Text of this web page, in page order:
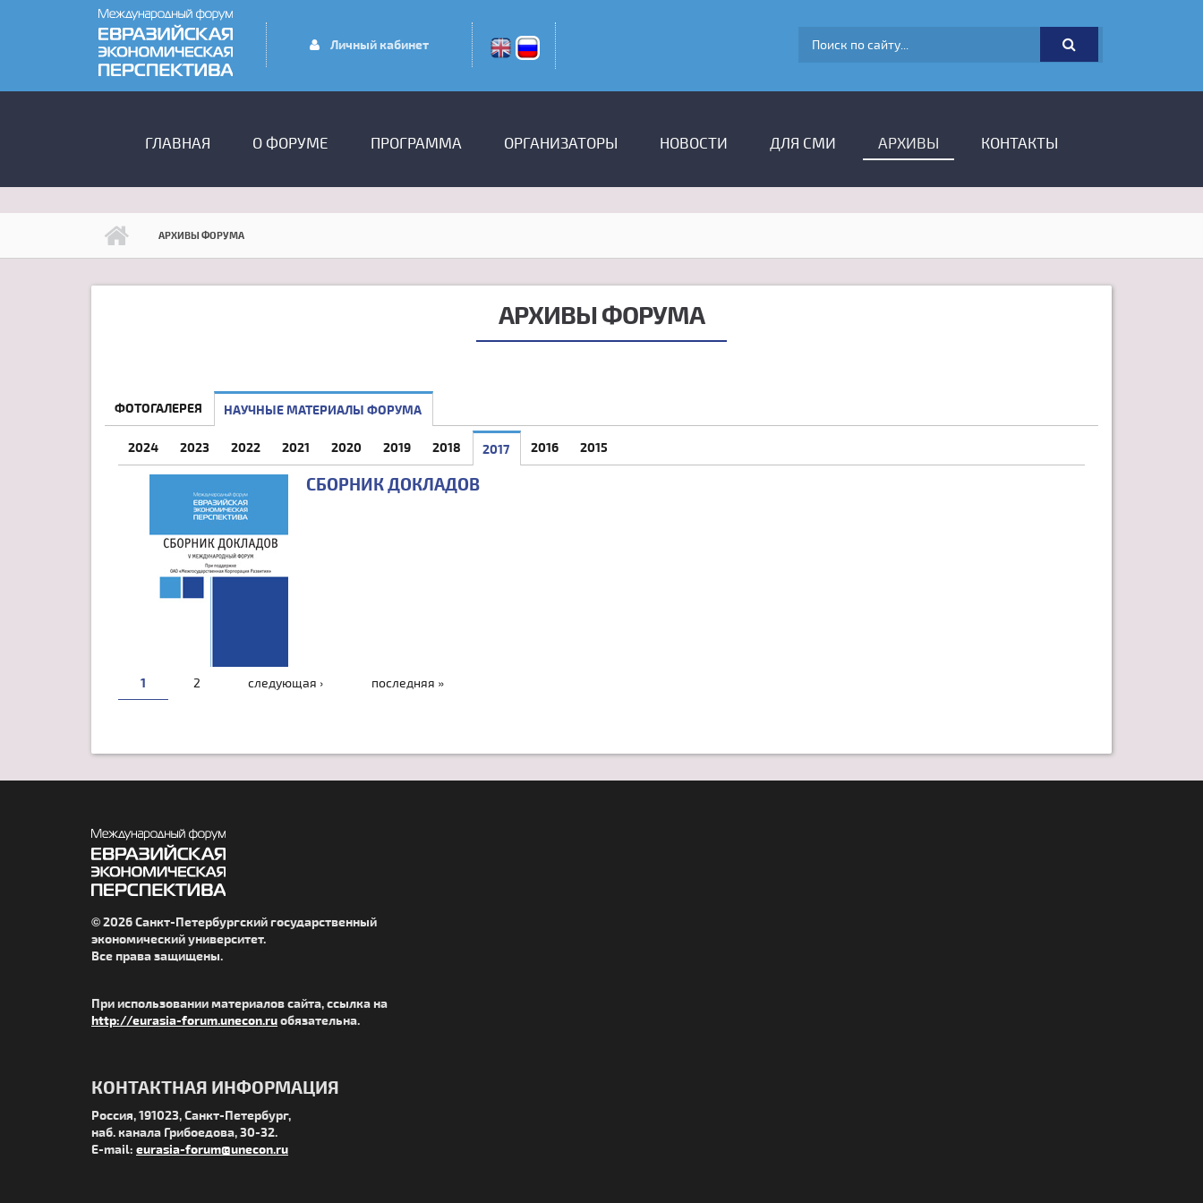
Перейти к основному содержанию
Личный кабинет ФОРМА ПОИСКА
ГЛАВНОЕ МЕНЮ
ГЛАВНАЯ О ФОРУМЕ ПРОГРАММА ОРГАНИЗАТОРЫ НОВОСТИ ДЛЯ СМИ АРХИВЫ КОНТАКТЫ
АРХИВЫ ФОРУМА
АРХИВЫ ФОРУМА
ФОТОГАЛЕРЕЯ НАУЧНЫЕ МАТЕРИАЛЫ ФОРУМА
2024 2023 2022 2021 2020 2019 2018 2017 (АКТИВНАЯ ВКЛАДКА)
2016 2015
СБОРНИК ДОКЛАДОВ
СТРАНИЦЫ
1 2 следующая › последняя »
© 2026 Санкт-Петербургский государственный
экономический университет.
Все права защищены.
При использовании материалов сайта, ссылка на
http://eurasia-forum.unecon.ruобязательна.
КОНТАКТНАЯ ИНФОРМАЦИЯ
Россия, 191023, Санкт-Петербург,
наб. канала Грибоедова, 30-32.
E-mail: eurasia-forum@unecon.ru